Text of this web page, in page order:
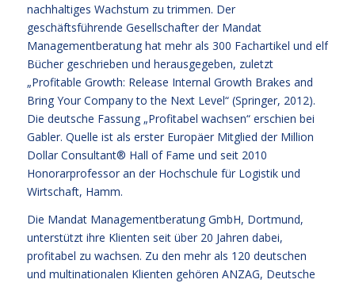
nachhaltiges Wachstum zu trimmen. Der
geschäftsführende Gesellschafter der Mandat
Managementberatung hat mehr als 300 Fachartikel und elf
Bücher geschrieben und herausgegeben, zuletzt
„Profitable Growth: Release Internal Growth Brakes and
Bring Your Company to the Next Level“ (Springer, 2012).
Die deutsche Fassung „Profitabel wachsen“ erschien bei
Gabler. Quelle ist als erster Europäer Mitglied der Million
Dollar Consultant® Hall of Fame und seit 2010
Honorarprofessor an der Hochschule für Logistik und
Wirtschaft, Hamm.
Die Mandat Managementberatung GmbH, Dortmund,
unterstützt ihre Klienten seit über 20 Jahren dabei,
profitabel zu wachsen. Zu den mehr als 120 deutschen
und multinationalen Klienten gehören ANZAG, Deutsche